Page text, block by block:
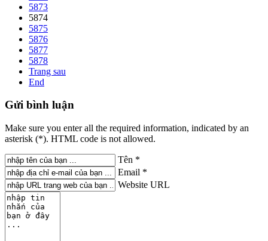
5873
5874
5875
5876
5877
5878
Trang sau
End
Gửi bình luận
Make sure you enter all the required information, indicated by an
asterisk (*). HTML code is not allowed.
Tên *
Email *
Website URL